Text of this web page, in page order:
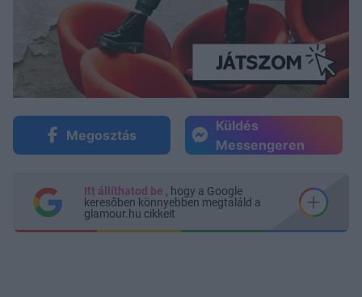
Megosztás
Küldés
Messengeren
Itt állíthatod be , hogy a Google
keresőben könnyebben megtaláld a
glamour.hu cikkeit